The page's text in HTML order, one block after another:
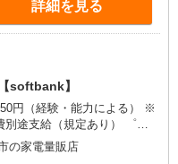
詳細を見る
softbank】
円（経験・能力による） ※
途支給（規定あり） ゜
。○。・゜+゜ 入社祝い金10
の家電量販店